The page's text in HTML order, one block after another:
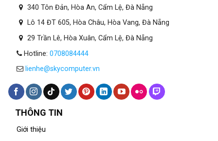
340 Tôn Đản, Hòa An, Cẩm Lệ, Đà Nẵng
Lô 14 ĐT 605, Hòa Châu, Hòa Vang, Đà Nẵng
29 Trần Lê, Hòa Xuân, Cẩm Lệ, Đà Nẵng
Hotline: 0708084444
lienhe@skycomputer.vn
THÔNG TIN
Giới thiệu